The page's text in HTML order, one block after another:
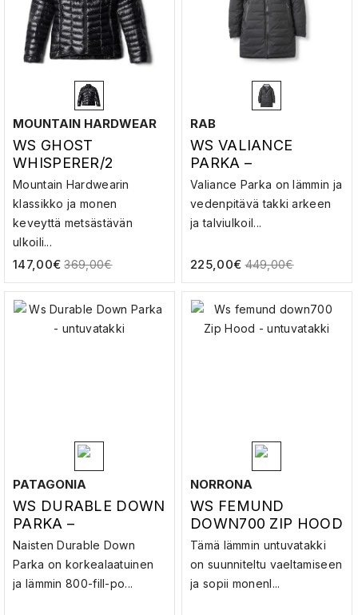
MOUNTAIN HARDWEAR
WS GHOST
WHISPERER/2
JACKET –
UNTUVATAKKI
Mountain Hardwearin
klassikko ja monen
keveyttä metsästävän
ulkoili...
147,00€ 369,00€
RAB
WS VALIANCE
PARKA –
UNTUVATAKKI
Valiance Parka on lämmin ja
vedenpitävä takki arkeen
ja talviulkoil...
225,00€ 449,00€
PATAGONIA
WS DURABLE DOWN
PARKA –
UNTUVATAKKI
Naisten Durable Down
Parka on korkealaatuinen
ja lämmin 800-fill-po...
NORRONA
WS FEMUND
DOWN700 ZIP HOOD
– UNTUVATAKKI
Tämä lämmin untuvatakki
on suunniteltu vaeltamiseen
ja sopii monenl...